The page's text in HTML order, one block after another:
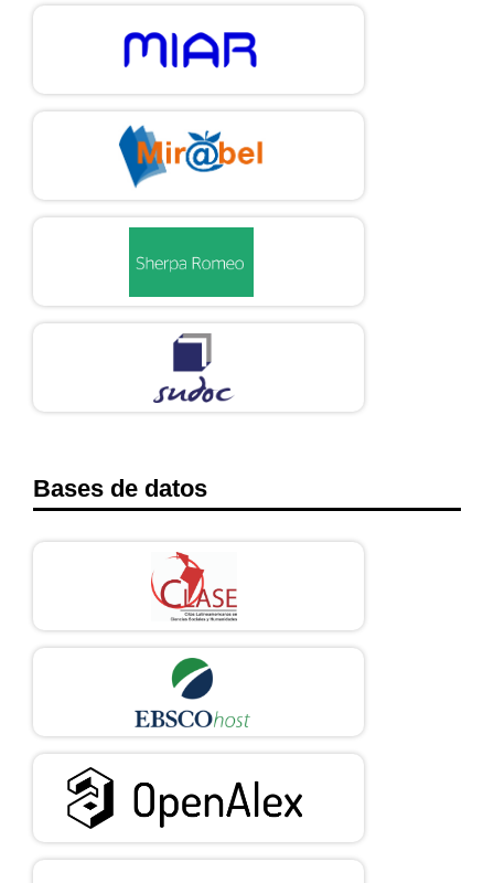
Bases de datos